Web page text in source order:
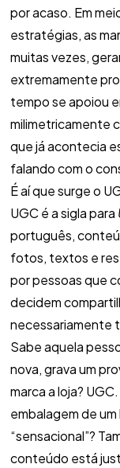
por acaso. Em
estratégias, as
muitas vezes,
extremamente
tempo se apoiou
milimetricamente
que já acontecia
falando com o
É aí que surge o
UGC é a sigla para
português,
fotos, textos e
por pessoas que
decidem
necessariamente
Sabe aquela
nova, grava um
marca a loja?
embalagem de
“sensacional”?
conteúdo está